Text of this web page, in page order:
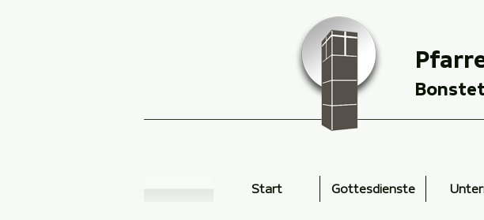
Start Gottesdienste